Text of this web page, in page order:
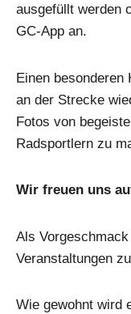
ausgefüllt werden
GC-App an.
Einen besonderen
an der Strecke
Fotos von
Radsportlern zu
Wir freuen uns
Als
Veranstaltungen
Wie gewohnt wird